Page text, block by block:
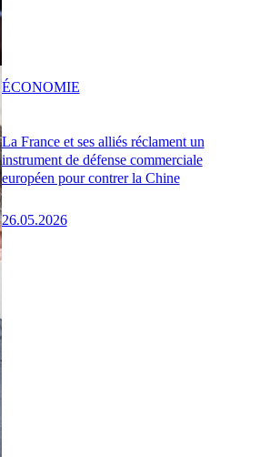
La France et ses alliés réclament un
instrument de défense commerciale
européen pour contrer la Chine
26.05.2026
ÉCONOMIE